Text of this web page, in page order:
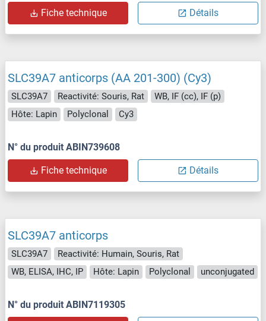
Fiche technique Détails
SLC39A7 anticorps (AA 201-300) (Cy3)
SLC39A7 Reactivité: Souris, Rat
WB, IF (cc), IF (p)
Hôte: Lapin
Polyclonal Cy3
N° du produit ABIN739608
Fiche technique Détails
SLC39A7 anticorps
SLC39A7
Reactivité: Humain, Souris, Rat
WB, ELISA, IHC, IP
Hôte: Lapin Polyclonal unconjugated
N° du produit ABIN7119305